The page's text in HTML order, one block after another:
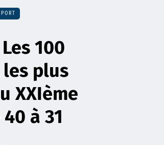
100
les plus
XXIème
à 31